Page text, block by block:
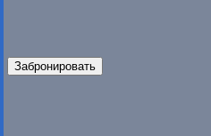
Забронировать